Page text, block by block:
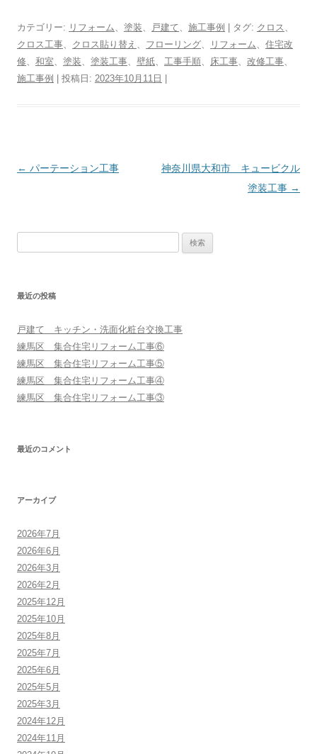
カテゴリー: リフォーム、 塗装、 戸建て、 施工事例 | タグ: クロス 、
クロス工事、 クロス貼り替え 、 フローリング、 リフォーム、 住宅改
修、 和室、 塗装、 塗装工事、 壁紙、 工事手順、 床工事、 改修工事、
施工事例
| 投稿日: 2023年10月11日
投
ン
← パーテーション工事
神奈川県大和市 キュービクル
塗装工事 →
最近の投稿
戸建て キッチン・洗面化粧台交換工事
練馬区 集合住宅リフォーム工事⑥
練馬区 集合住宅リフォーム工事⑤
練馬区 集合住宅リフォーム工事④
練馬区 集合住宅リフォーム工事③
最近のコメント
アーカイブ
2026年7月
2026年6月
2026年3月
2026年2月
2025年12月
2025年10月
2025年8月
2025年7月
2025年6月
2025年5月
2025年3月
2024年12月
2024年11月